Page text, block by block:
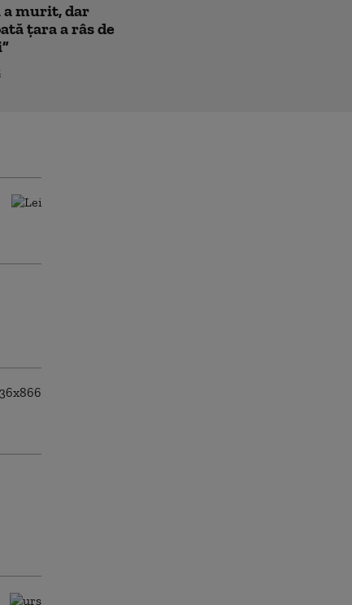
a murit, dar
țara a râs de